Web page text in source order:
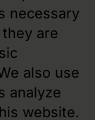
necessary
are
also use
analyze
website.